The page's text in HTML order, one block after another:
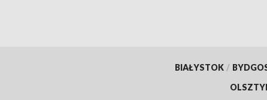
BIAŁYSTOK /